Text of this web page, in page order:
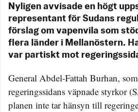
Nyligen avvisade en högt
representant för Sudans
förslag om vapenvila som
flera länder i Mellanöstern.
var partiskt mot
General Abdel-Fattah Burhan,
regeringssidans väpnade styrkor
planen inte tar hänsyn till